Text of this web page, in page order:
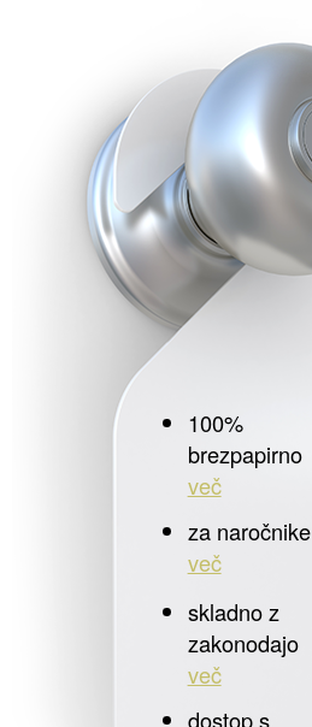
100%
brezpapirno
več
za naročnike
več
skladno z
zakonodajo
več
dostop s